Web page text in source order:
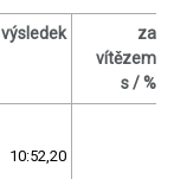
výsledek
za
vítězem
s / %
10:52,20